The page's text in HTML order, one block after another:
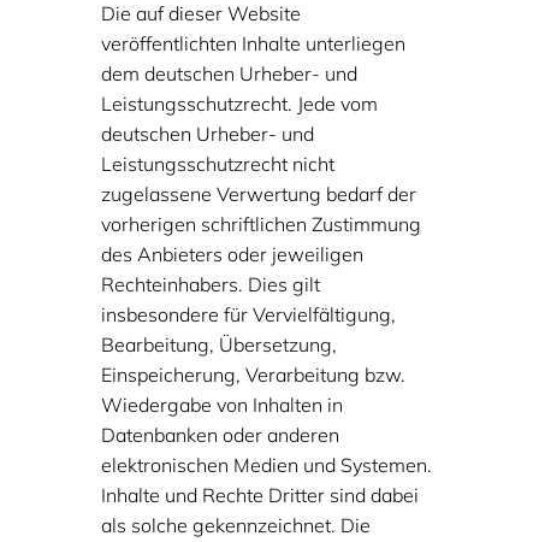
Die auf dieser Website
veröffentlichten Inhalte unterliegen
dem deutschen Urheber- und
Leistungsschutzrecht. Jede vom
deutschen Urheber- und
Leistungsschutzrecht nicht
zugelassene Verwertung bedarf der
vorherigen schriftlichen Zustimmung
des Anbieters oder jeweiligen
Rechteinhabers. Dies gilt
insbesondere für Vervielfältigung,
Bearbeitung, Übersetzung,
Einspeicherung, Verarbeitung bzw.
Wiedergabe von Inhalten in
Datenbanken oder anderen
elektronischen Medien und Systemen.
Inhalte und Rechte Dritter sind dabei
als solche gekennzeichnet. Die